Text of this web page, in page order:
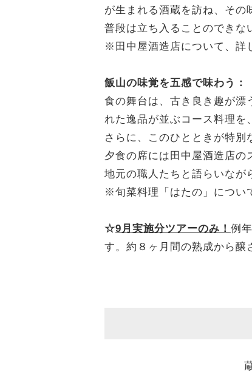
が生まれる酒蔵を訪ね、その
普段は立ち入ることのできな
※田中屋酒造店について、詳
飯山の味覚を五感で味わう：
食の舞台は、古き良き趣が漂
れた逸品が並ぶコース料理を
さらに、このひとときが特
夕食の席には田中屋酒造店の
地元の職人たちと語らいなが
※旬菜料理「はたの」につい
☆9月実施分ツアーのみ！ 例
す。約８ヶ月間の熟成から醸